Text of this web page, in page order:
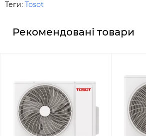
Теги: Tosot
Рекомендовані товари